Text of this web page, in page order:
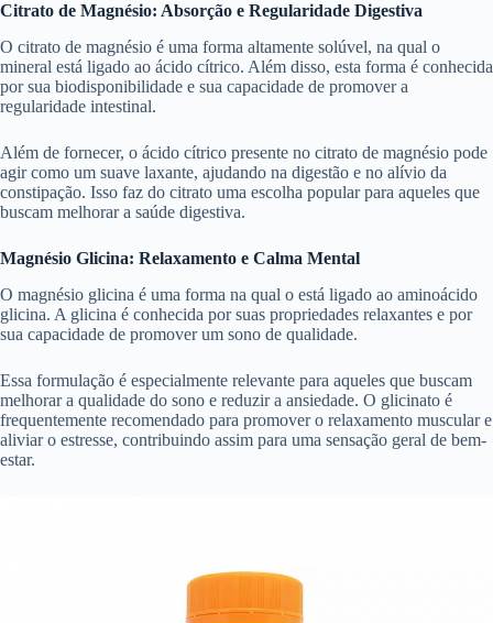
Citrato de Magnésio: Absorção e Regularidade Digestiva
O citrato de magnésio é uma forma altamente solúvel, na qual o
mineral está ligado ao ácido cítrico. Além disso, esta forma é conhecida
por sua biodisponibilidade e sua capacidade de promover a
regularidade intestinal.
Além de fornecer, o ácido cítrico presente no citrato de magnésio pode
agir como um suave laxante, ajudando na digestão e no alívio da
constipação. Isso faz do citrato uma escolha popular para aqueles que
buscam melhorar a saúde digestiva.
Magnésio Glicina: Relaxamento e Calma Mental
O magnésio glicina é uma forma na qual o está ligado ao aminoácido
glicina. A glicina é conhecida por suas propriedades relaxantes e por
sua capacidade de promover um sono de qualidade.
Essa formulação é especialmente relevante para aqueles que buscam
melhorar a qualidade do sono e reduzir a ansiedade. O glicinato é
frequentemente recomendado para promover o relaxamento muscular e
aliviar o estresse, contribuindo assim para uma sensação geral de bem-
estar.